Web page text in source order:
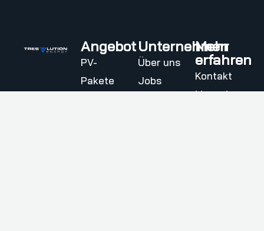
Angebot
PV-
Pakete
Unternehmen
Über uns
Jobs
Mehr
erfahren
Kontakt
Magazin